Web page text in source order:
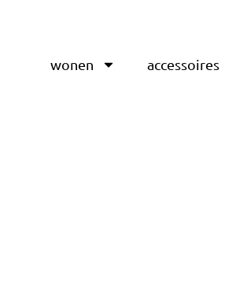
wonen accessoires